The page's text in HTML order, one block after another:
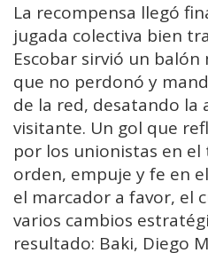
La recompensa llegó
jugada colectiva bien
Escobar sirvió un balón
que no perdonó y
de la red, desatando la
visitante. Un gol que
por los unionistas en
orden, empuje y fe en
el marcador a favor, el
varios cambios
resultado: Baki, Diego